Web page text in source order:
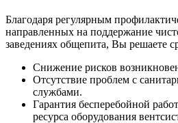
Благодаря регулярным
направленных на поддержание
заведениях общепита, Вы решаете
Снижение рисков
Отсутствие проблем с
службами.
Гарантия бесперебойной
ресурса оборудования